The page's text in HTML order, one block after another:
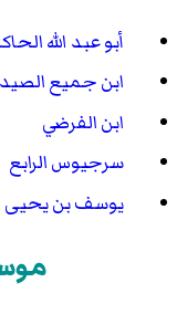
أبو عبد الله
ابن جميع
ابن الفرضي
سرجيوس الرابع
يوسف بن يحيى